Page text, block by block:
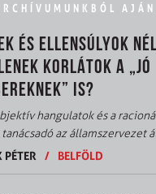
ÉS ELLENSÚLYOK
KORLÁTOK A „JÓ
IS?
hangulatok és a
tanácsadó az államszervezet
PÉTER
/ BELFÖLD